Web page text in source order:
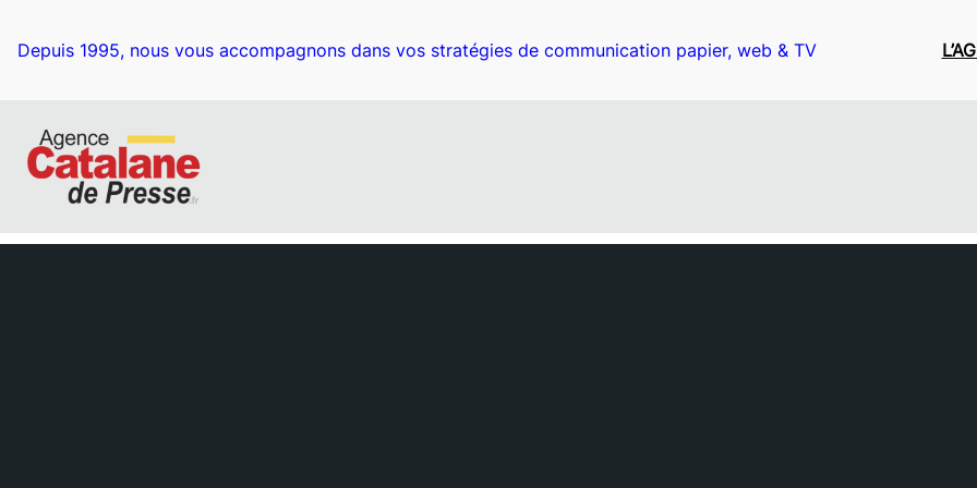
Depuis 1995, nous vous accompagnons dans vos stratégies de communication papier, web & TV